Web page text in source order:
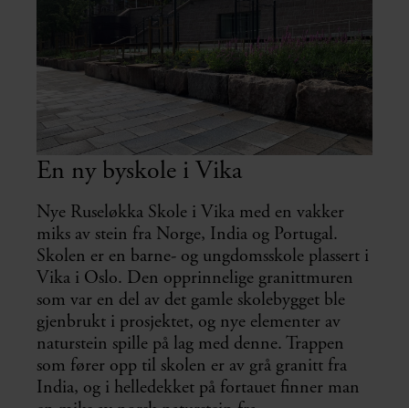
En ny byskole i Vika
Nye Ruseløkka Skole i Vika med en vakker
miks av stein fra Norge, India og Portugal.
Skolen er en barne- og ungdomsskole plassert i
Vika i Oslo. Den opprinnelige granittmuren
som var en del av det gamle skolebygget ble
gjenbrukt i prosjektet, og nye elementer av
naturstein spille på lag med denne. Trappen
som fører opp til skolen er av grå granitt fra
India, og i helledekket på fortauet finner man